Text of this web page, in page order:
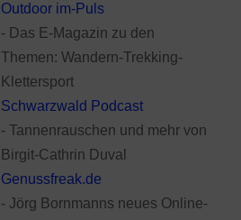
Outdoor im-Puls
- Das E-Magazin zu den
Themen: Wandern-Trekking-
Klettersport
Schwarzwald Podcast
- Tannenrauschen und mehr von
Birgit-Cathrin Duval
Genussfreak.de
- Jörg Bornmanns neues Online-